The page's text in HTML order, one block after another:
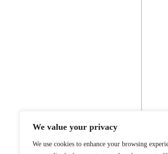
We value your privacy
We use cookies to enhance your browsing